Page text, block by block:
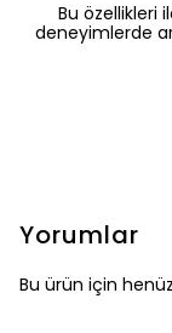
Bu özellikleri
deneyimlerde
Yorumlar
Bu ürün için